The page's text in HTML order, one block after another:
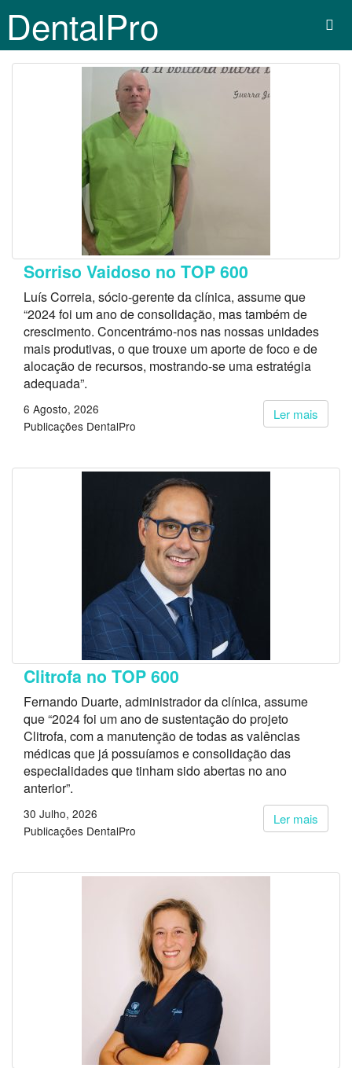
DentalPro
Sorriso Vaidoso no TOP 600
Luís Correia, sócio-gerente da clínica, assume que
“2024 foi um ano de consolidação, mas também de
crescimento. Concentrámo-nos nas nossas unidades
mais produtivas, o que trouxe um aporte de foco e de
alocação de recursos, mostrando-se uma estratégia
adequada”.
Ler mais
6 Agosto, 2026
Publicações DentalPro
Clitrofa no TOP 600
Fernando Duarte, administrador da clínica, assume
que “2024 foi um ano de sustentação do projeto
Clitrofa, com a manutenção de todas as valências
médicas que já possuíamos e consolidação das
especialidades que tinham sido abertas no ano
anterior”.
Ler mais
30 Julho, 2026
Publicações DentalPro